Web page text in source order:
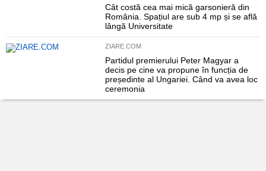
Cât costă cea mai mică garsonieră din
România. Spațiul are sub 4 mp și se află
lângă Universitate
ZIARE.COM
Partidul premierului Peter Magyar a
decis pe cine va propune în funcția de
președinte al Ungariei. Când va avea loc
ceremonia